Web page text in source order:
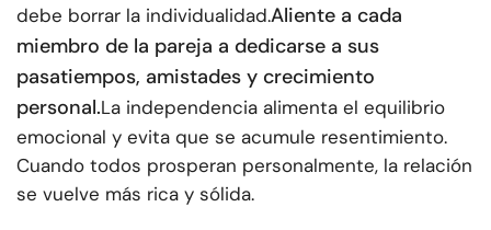
debe borrar la individualidad.Aliente a cada
miembro de la pareja a dedicarse a sus
pasatiempos, amistades y crecimiento
personal.La independencia alimenta el equilibrio
emocional y evita que se acumule resentimiento.
Cuando todos prosperan personalmente, la relación
se vuelve más rica y sólida.